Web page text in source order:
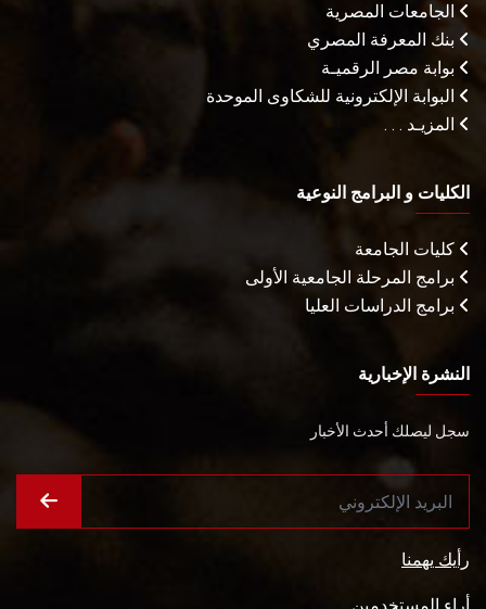
الجامعات المصرية
بنك المعرفة المصري
بوابة مصر الرقميـة
البوابة الإلكترونية للشكاوى الموحدة
المزيـد . . .
الكليات و البرامج النوعية
كليات الجامعة
برامج المرحلة الجامعية الأولى
برامج الدراسات العليا
النشرة الإخبارية
سجل ليصلك أحدث الأخبار
رأيك يهمنا